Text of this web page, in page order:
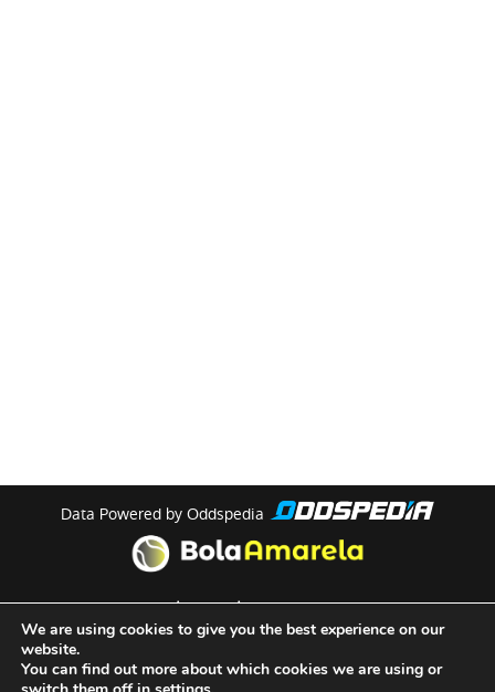
Data Powered by Oddspedia
theme bymeow
We are using cookies to give you the best experience on our
website.
You can find out more about which cookies we are using or